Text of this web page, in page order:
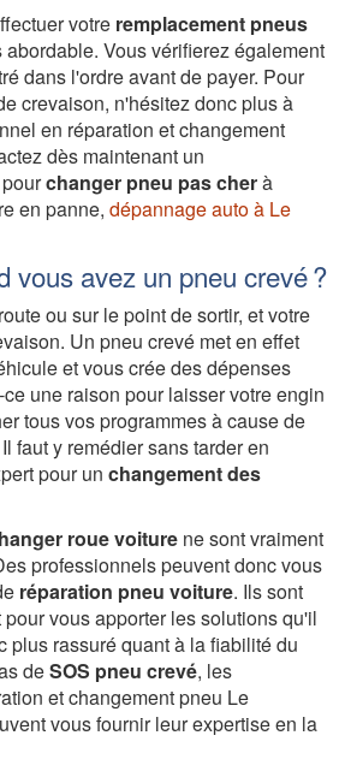
votre remplacement pneus
abordable. Vous vérifierez également
dans l'ordre avant de payer. Pour
crevaison, n'hésitez donc plus à
en réparation et changement
dès maintenant un
changer pneu pas cherà
en panne, dépannage auto à Le
vous avez un pneu crevé ?
ou sur le point de sortir, et votre
Un pneu crevé met en effet
et vous crée des dépenses
une raison pour laisser votre engin
tous vos programmes à cause de
faut y remédier sans tarder en
pour un changement des
roue voiture ne sont vraiment
professionnels peuvent donc vous
réparation pneu voiture. Ils sont
vous apporter les solutions qu'il
plus rassuré quant à la fiabilité du
deSOS pneu crevé, les
et changement pneu Le
vous fournir leur expertise en la